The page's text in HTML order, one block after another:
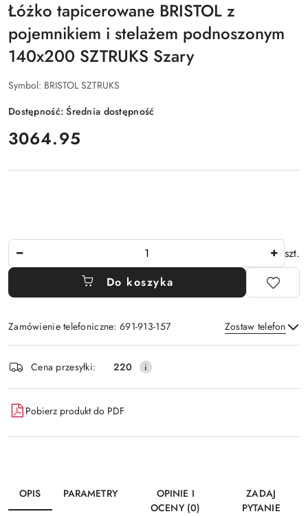
Łóżko tapicerowane BRISTOL z
pojemnikiem i stelażem podnoszonym
140x200 SZTRUKS Szary
Symbol: BRISTOL SZTRUKS
Dostępność:Średnia dostępność
cena:
3064.95
szt.
Do koszyka
Zamówienie telefoniczne: 691-913-157 Zostaw telefon
Wyślij
i
dostawa
Cena przesyłki: 220
Pobierz produkt do PDF
OPIS PARAMETRY
OPINIE I
OCENY (0)
ZADAJ
PYTANIE